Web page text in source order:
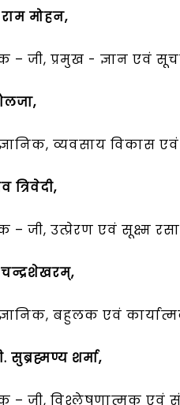
मोहन,
– जी, प्रमुख - ज्ञान एवं
व्यवसाय विकास
त्रिवेदी,
– जी, उत्प्रेरण एवं सूक्ष्म
बहुलक एवं
सुब्रह्मण्य शर्मा,
– जी, विश्लेषणात्मक एवं